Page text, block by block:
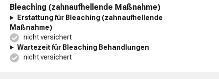
Bleaching (zahnaufhellende Maßnahme)
Erstattung für Bleaching (zahnaufhellende
Maßnahme)
nicht versichert
Wartezeit für Bleaching Behandlungen
nicht versichert